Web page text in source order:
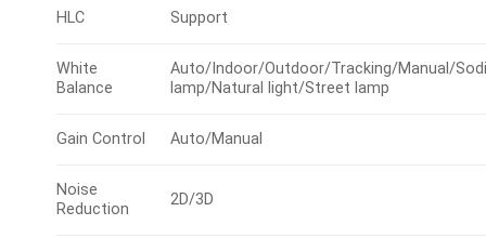
HLC Support
White
Balance
Auto/Indoor/Outdoor/Tracking/Manual/
lamp/Natural light/Street lamp
Gain Control Auto/Manual
Noise
Reduction
2D/3D